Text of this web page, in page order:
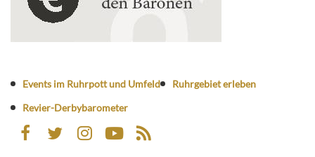
Events im Ruhrpott und Umfeld
Ruhrgebiet erleben
Revier-Derbybarometer